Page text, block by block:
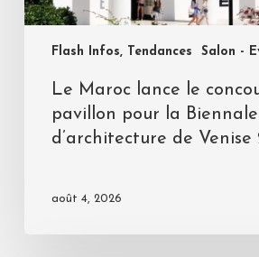
Flash Infos, Tendances Salon -
Le Maroc lance le
pavillon pour la Biennale
d’architecture de Venise
août 4, 2026